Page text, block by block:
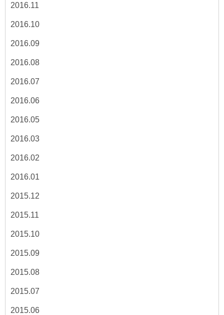
2016.11
2016.10
2016.09
2016.08
2016.07
2016.06
2016.05
2016.03
2016.02
2016.01
2015.12
2015.11
2015.10
2015.09
2015.08
2015.07
2015.06